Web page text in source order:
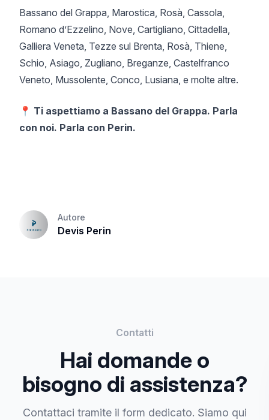
Bassano del Grappa, Marostica, Rosà, Cassola,
Romano d’Ezzelino, Nove, Cartigliano, Cittadella,
Galliera Veneta, Tezze sul Brenta, Rosà, Thiene,
Schio, Asiago, Zugliano, Breganze, Castelfranco
Veneto, Mussolente, Conco, Lusiana, e molte altre.
📍 Ti aspettiamo a Bassano del Grappa. Parla
con noi. Parla con Perin.
Autore
Devis Perin
Contatti
Hai domande o
bisogno di assistenza?
Contattaci tramite il form dedicato. Siamo qui